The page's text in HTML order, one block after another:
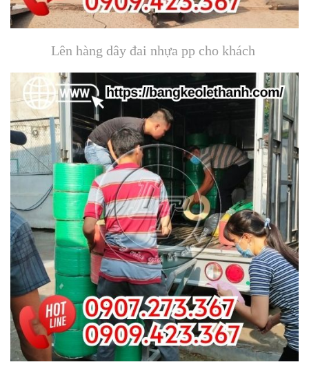
Lên hàng dây đai nhựa pp cho khách